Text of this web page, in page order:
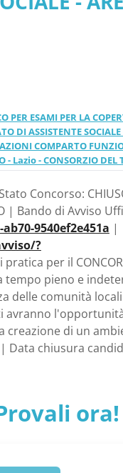
ESAMI PER LA
DI ASSISTENTE SOCIALE
COMPARTO
- Lazio - CONSORZIO DEL
Concorso:
| Bando di Avviso
9540ef2e451a |
?
per il
tempo pieno e
delle comunità
avranno
creazione di un
Data chiusura
ora!